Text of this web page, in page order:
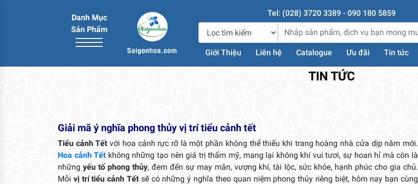
Danh Mục
Sản Phẩm
Tel: (028) 3720 3389 - 090 180 5859
Giới Thiệu Liên hệ Catalogue Ưu đãi Tin tức
TIN TỨC
Giải mã ý nghĩa phong thủy vị trí tiểu cảnh tết
Tiểu cảnh Tết với hoa cảnh rực rỡ là một phần không thể thiếu khi trang hoàng nhà cửa dịp năm mới.
Hoa cảnh Tếtkhông những tạo nên giá trị thẩm mỹ, mang lại không khí vui tươi, sự hoan hỉ mà còn là
những yếu tố phong thủy, đem đến sự may mắn, vượng khí, tài lộc, sức khỏe, hạnh phúc cho gia chủ.
Mỗi vị trí tiểu cảnh Tết sẽ có những ý nghĩa theo quan niệm phong thủy riêng biệt, hôm nay bạn cùng